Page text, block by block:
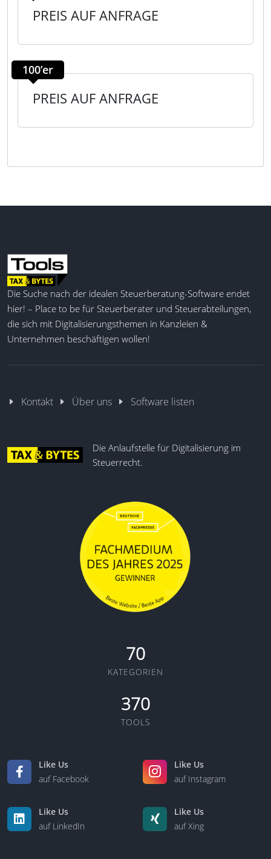
PREIS AUF ANFRAGE
100’er
PREIS AUF ANFRAGE
Die Suche nach der idealen Steuerberatung-Software endet
hier! – Place to be für Steuerberater und Steuerabteilungen,
die sich mit Digitalisierungsthemen in Kanzleien &
Unternehmen beschäftigen wollen!
Kontakt Über uns Software listen
Die Anlaufstelle für Digitalisierung im
Steuerrecht.
70
KATEGORIEN
370
TOOLS
Like Us
auf Facebook
Like Us
auf Instagram
Like Us
auf LinkedIn
Like Us
auf Xing